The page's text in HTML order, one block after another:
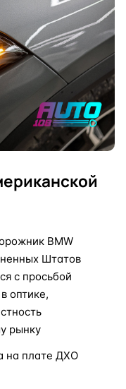
BMW
Штатов
с просьбой
оптике,
рынку
на плате ДХО